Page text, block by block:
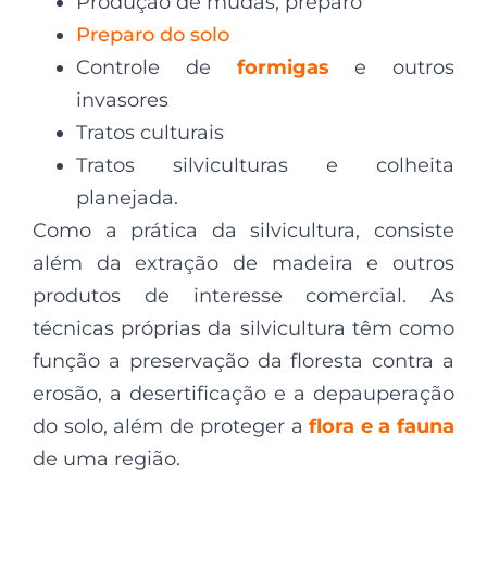
Preparo do solo
Controle de formigas e outros
invasores
Tratos culturais
Tratos silviculturas e colheita
planejada.
Como a prática da silvicultura, consiste
além da extração de madeira e outros
produtos de interesse comercial. As
técnicas próprias da silvicultura têm como
função a preservação da floresta contra a
erosão, a desertificação e a depauperação
do solo, além de proteger aflora e a fauna
de uma região.